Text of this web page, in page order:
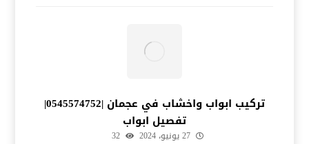
تركيب ابواب واخشاب في عجمان |0545574752|
تفصيل ابواب
27 يونيو، 2024 32